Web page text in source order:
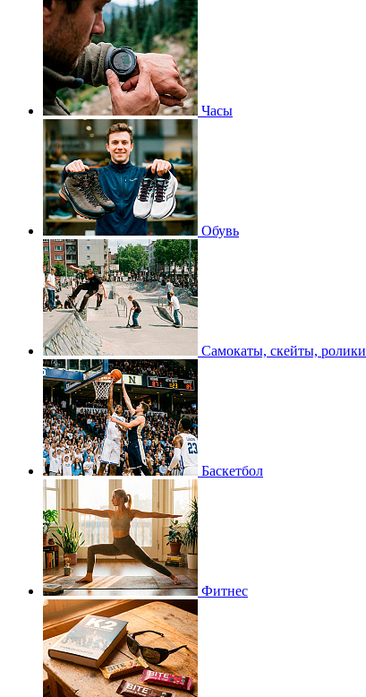
Часы
Обувь
Самокаты, скейты, ролики
Баскетбол
Фитнес